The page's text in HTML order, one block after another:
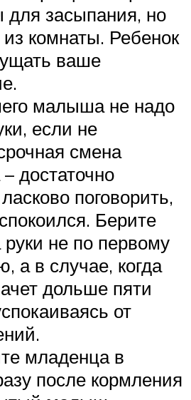
для засыпания, но
из комнаты. Ребенок
ваше
малыша не надо
если не
смена
– достаточно
поговорить,
Берите
руки не по первому
а в случае, когда
дольше пяти
от
младенца в
после кормления